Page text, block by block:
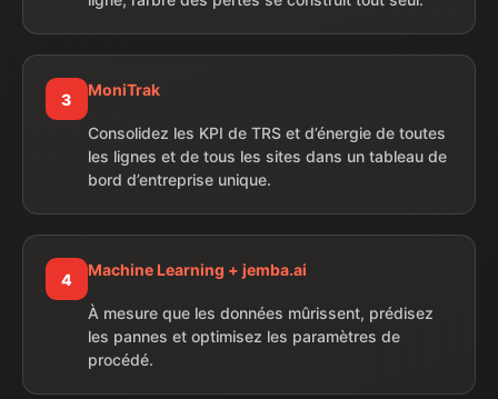
3 MoniTrak
Consolidez les KPI de TRS et d’énergie de toutes
les lignes et de tous les sites dans un tableau de
bord d’entreprise unique.
4 Machine Learning + jemba.ai
À mesure que les données mûrissent, prédisez
les pannes et optimisez les paramètres de
procédé.